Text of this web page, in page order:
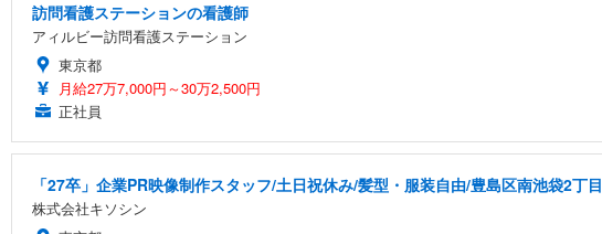
訪問看護ステーションの看護師
アィルビー訪問看護ステーション
東京都
月給27万7,000円～30万2,500円
正社員
「27卒」企業PR映像制作スタッフ/土日祝休み/髪型・服装自由/豊島区南池袋2丁目
株式会社キソシン